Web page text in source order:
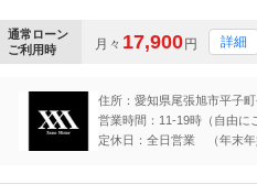
通常ローン
ご利用時
月々 17,900円 詳細
住所：愛知県尾張旭市平子町
営業時間：11-19時（自由に
に案内できます！！）
定休日：全日営業 （年末年